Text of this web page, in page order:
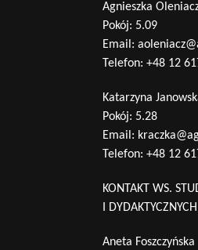
Agnieszka
Pokój: 5.09
Email:
Telefon: +48 12
Katarzyna
Pokój: 5.28
Email:
Telefon: +48 12
KONTAKT WS.
I DYDAKTYCZNYCH
Aneta Foszczyńska